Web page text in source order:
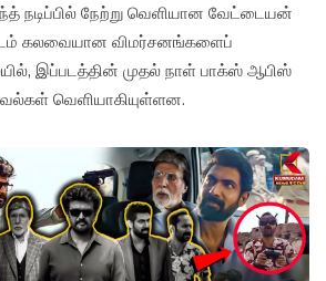
நடிப்பில் நேற்று வெளியான வேட்டையன்
கலவையான விமர்சனங்களைப்
இப்படத்தின் முதல் நாள் பாக்ஸ் ஆபிஸ்
வெளியாகியுள்ளன.